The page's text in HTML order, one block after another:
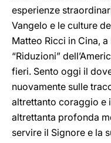
esperienze
Vangelo e le culture
Matteo Ricci in Cina,
“Riduzioni”
fieri. Sento oggi il
nuovamente sulle
altrettanto coraggio e
altrettanta profonda
servire il Signore e la